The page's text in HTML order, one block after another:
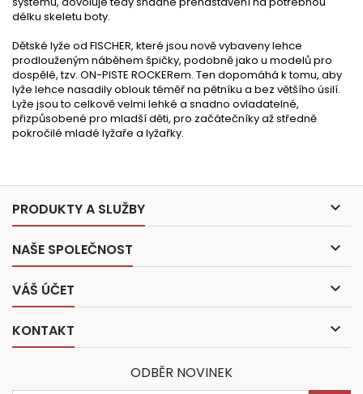
délku skeletu boty.
Dětské lyže od FISCHER, které jsou nově vybaveny lehce
prodlouženým náběhem špičky, podobně jako u modelů pro
dospělé, tzv. ON-PISTE ROCKERem. Ten dopomáhá k tomu, aby
lyže lehce nasadily oblouk téměř na pětníku a bez většího úsilí.
Lyže jsou to celkově velmi lehké a snadno ovladatelné,
přizpůsobené pro mladší děti, pro začátečníky až středně
pokročilé mladé lyžaře a lyžařky.
PRODUKTY A SLUŽBY 
NAŠE SPOLEČNOST 
VÁŠ ÚČET 
KONTAKT 
ODBĚR NOVINEK